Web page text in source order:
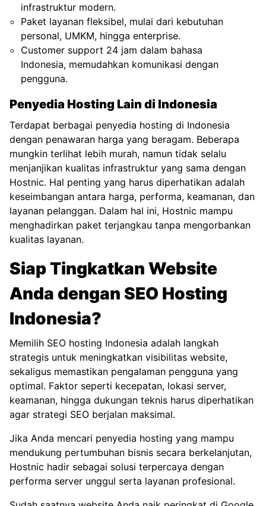
infrastruktur modern.
Paket layanan fleksibel, mulai dari kebutuhan
personal, UMKM, hingga enterprise.
Customer support 24 jam dalam bahasa
Indonesia, memudahkan komunikasi dengan
pengguna.
Penyedia Hosting Lain di Indonesia
Terdapat berbagai penyedia hosting di Indonesia
dengan penawaran harga yang beragam. Beberapa
mungkin terlihat lebih murah, namun tidak selalu
menjanjikan kualitas infrastruktur yang sama dengan
Hostnic. Hal penting yang harus diperhatikan adalah
keseimbangan antara harga, performa, keamanan, dan
layanan pelanggan. Dalam hal ini, Hostnic mampu
menghadirkan paket terjangkau tanpa mengorbankan
kualitas layanan.
Siap Tingkatkan Website
Anda dengan SEO Hosting
Indonesia?
Memilih SEO hosting Indonesia adalah langkah
strategis untuk meningkatkan visibilitas website,
sekaligus memastikan pengalaman pengguna yang
optimal. Faktor seperti kecepatan, lokasi server,
keamanan, hingga dukungan teknis harus diperhatikan
agar strategi SEO berjalan maksimal.
Jika Anda mencari penyedia hosting yang mampu
mendukung pertumbuhan bisnis secara berkelanjutan,
Hostnic hadir sebagai solusi terpercaya dengan
performa server unggul serta layanan profesional.